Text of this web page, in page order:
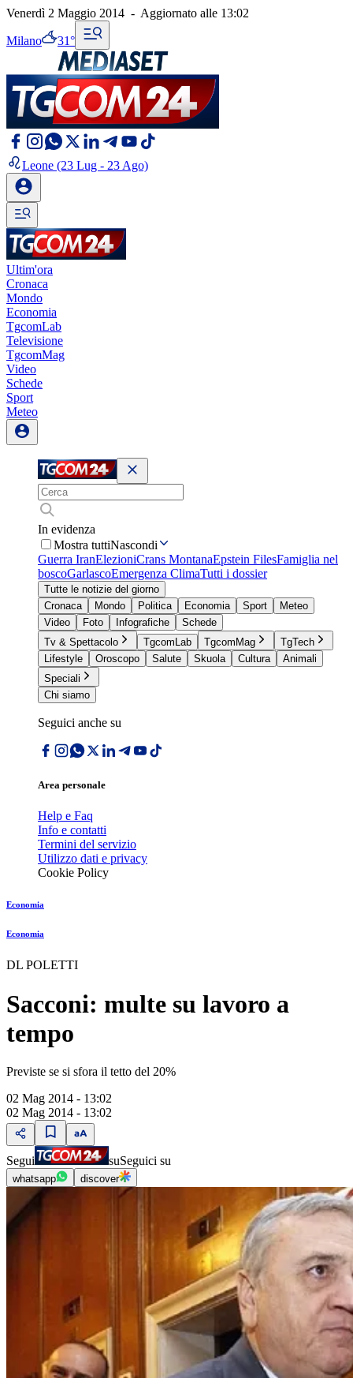
Venerdì 2 Maggio 2014 - Aggiornato alle 13:02
Milano 31°
Leone (23 Lug - 23 Ago)
Ultim'ora
Cronaca
Mondo
Economia
TgcomLab
Televisione
TgcomMag
Video
Schede
Sport
Meteo
In evidenza
Mostra tuttiNascondi
Guerra IranElezioniCrans MontanaEpstein FilesFamiglia nel
boscoGarlascoEmergenza ClimaTutti i dossier
Tutte le notizie del giorno
Cronaca
Mondo Politica Economia Sport
Meteo
Video
Foto Infografiche
Schede
Tv & Spettacolo
TgcomLab TgcomMag
TgTech
Lifestyle
Oroscopo Salute Skuola Cultura
Animali
Speciali
Chi siamo
Seguici anche su
Area personale
Help e Faq
Info e contatti
Termini del servizio
Utilizzo dati e privacy
Cookie Policy
Economia
Economia
DL POLETTI
Sacconi: multe su lavoro a
tempo
Previste se si sfora il tetto del 20%
02 Mag 2014 - 13:02
02 Mag 2014 - 13:02
Segui suSeguici su
whatsapp discover